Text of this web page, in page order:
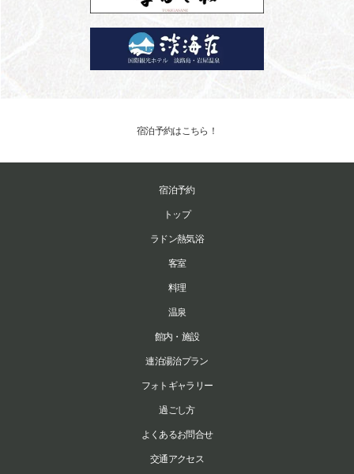
宿泊予約はこちら！
宿泊予約
トップ
ラドン熱気浴
客室
料理
温泉
館内・施設
連泊湯治プラン
フォトギャラリー
過ごし方
よくあるお問合せ
交通アクセス